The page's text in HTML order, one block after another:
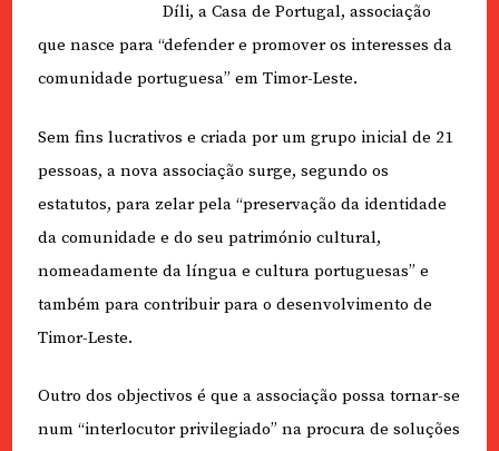
Díli, a Casa de Portugal, associação
que nasce para “defender e promover os interesses da
comunidade portuguesa” em Timor-Leste.
Sem fins lucrativos e criada por um grupo inicial de 21
pessoas, a nova associação surge, segundo os
estatutos, para zelar pela “preservação da identidade
da comunidade e do seu património cultural,
nomeadamente da língua e cultura portuguesas” e
também para contribuir para o desenvolvimento de
Timor-Leste.
Outro dos objectivos é que a associação possa tornar-se
num “interlocutor privilegiado” na procura de soluções